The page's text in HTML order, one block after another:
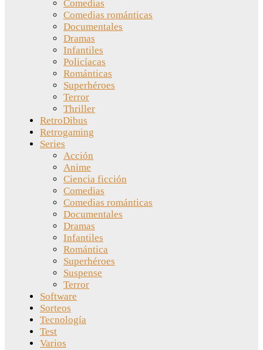
Comedias
Comedias románticas
Documentales
Dramas
Infantiles
Policíacas
Románticas
Superhéroes
Terror
Thriller
RetroDibus
Retrogaming
Series
Acción
Anime
Ciencia ficción
Comedias
Comedias románticas
Documentales
Dramas
Infantiles
Romántica
Superhéroes
Suspense
Terror
Software
Sorteos
Tecnología
Test
Varios